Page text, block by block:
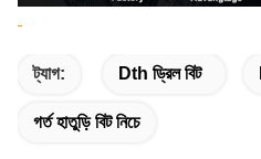
ট্যাগ: Dth ড্রিল বিট
গর্ত হাতুড়ি বিট নিচে